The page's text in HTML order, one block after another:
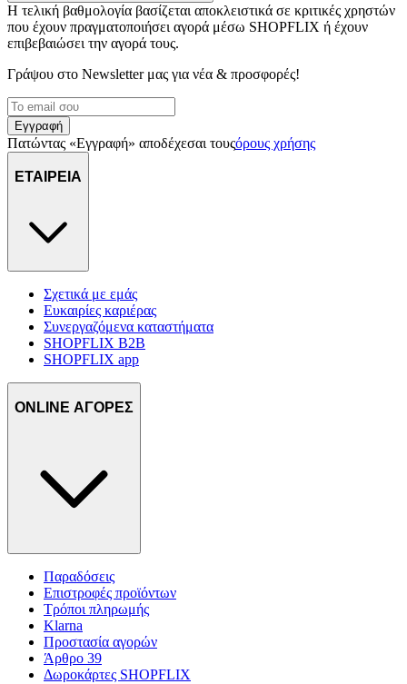
διαφημίσεων και περιεχομένου, τις μετρήσεις σχετικά με
διαφημίσεις και περιεχόμενο, την καλύτερη εικόνα του κοινού
μας και την ανάπτυξη προϊόντων. Επίσης, κοινοποιούμε
τοποθεσίας μας στους συνεργάτες μέσων κοινωνικής
δικτύωσης, διαφημίσεων και ανάλυσης.
Η τελική βαθμολογία βασίζεται αποκλειστικά σε κριτικές χρηστών
που έχουν πραγματοποιήσει αγορά μέσω SHOPFLIX ή έχουν
επιβεβαιώσει την αγορά τους.
Γράψου στο Νewsletter μας για νέα & προσφορές!
Εγγραφή
Πατώντας «Εγγραφή» αποδέχεσαι τουςόρους χρήσης
ΕΤΑΙΡΕΙΑ
Σχετικά με εμάς
Ευκαιρίες καριέρας
Συνεργαζόμενα καταστήματα
SHOPFLIX B2B
SHOPFLIX app
ONLINE ΑΓΟΡΕΣ
Παραδόσεις
Επιστροφές προϊόντων
Τρόποι πληρωμής
Klarna
Προστασία αγορών
Άρθρο 39
Δωροκάρτες SHOPFLIX